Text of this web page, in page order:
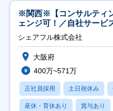
※関西※【コンサルティ
ェンジ可！／自社サービ
シェアフル株式会社
大阪府
400万~571万
正社員採用 土日祝休み
産休・育休あり 賞与あり